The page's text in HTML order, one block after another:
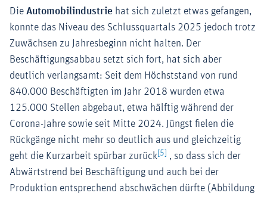
Die Automobilindustrie hat sich zuletzt etwas gefangen,
konnte das Niveau des Schlussquartals 2025 jedoch trotz
Zuwächsen zu Jahresbeginn nicht halten. Der
Beschäftigungsabbau setzt sich fort, hat sich aber
deutlich verlangsamt: Seit dem Höchststand von rund
840.000 Beschäftigten im Jahr 2018 wurden etwa
125.000 Stellen abgebaut, etwa hälftig während der
Corona-Jahre sowie seit Mitte 2024. Jüngst fielen die
Rückgänge nicht mehr so deutlich aus und gleichzeitig
geht die Kurzarbeit spürbar zurück[5] , so dass sich der
Abwärtstrend bei Beschäftigung und auch bei der
Produktion entsprechend abschwächen dürfte (Abbildung